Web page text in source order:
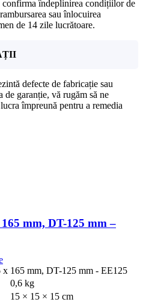
îndeplinirea condițiilor de
sau înlocuirea
de 14 zile lucrătoare.
defecte de fabricație sau
garanție, vă rugăm să ne
împreună pentru a remedia
mm, DT-125 mm –
x 165 mm, DT-125 mm - EE125
0,6 kg
15 × 15 × 15 cm